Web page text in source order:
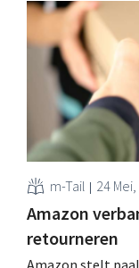
onder meer de
moet
wie high-end
Sinds de
m-Tail 24
Amazon
retourneren
Amazon stelt